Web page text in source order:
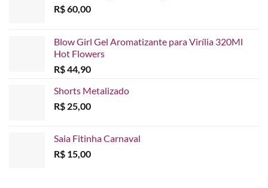
R$60,00
Blow Girl Gel Aromatizante para Virília 320Ml
Hot Flowers
R$44,90
Shorts Metalizado
R$ 25,00
Saia Fitinha Carnaval
R$ 15,00